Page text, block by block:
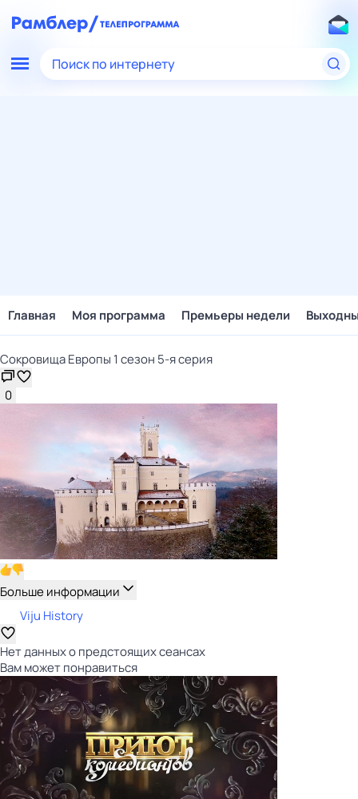
Поиск по интернету
Главная Моя программа Премьеры недели
Сокровища Европы 1 сезон 5-я серия
0
Больше информации
Viju History
Нет данных о предстоящих сеансах
Вам может понравиться